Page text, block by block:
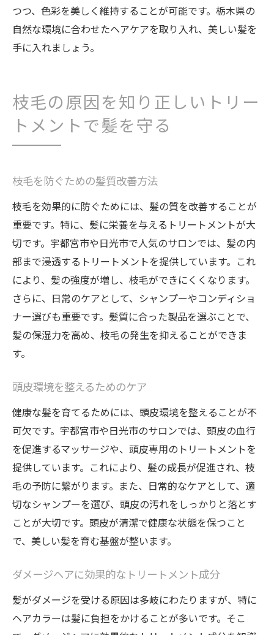
つつ、色彩を美しく維持することが可能です。栃木県の
自然な環境に合わせたヘアケアを取り入れ、美しい髪を
手に入れましょう。
枝毛の原因を知り正しいトリー
トメントで髪を守る
枝毛を防ぐための髪質改善方法
枝毛を効果的に防ぐためには、髪の質を改善することが
重要です。特に、髪に栄養を与えるトリートメントが大
切です。宇都宮市や日光市で人気のサロンでは、髪の内
部まで浸透するトリートメントを提供しています。これ
により、髪の強度が増し、枝毛ができにくくなります。
さらに、日常のケアとして、シャンプーやコンディショ
ナー選びも重要です。髪質に合った製品を選ぶことで、
髪の保湿力を高め、枝毛の発生を抑えることができま
す。
頭皮環境を整えるためのケア
健康な髪を育てるためには、頭皮環境を整えることが不
可欠です。宇都宮市や日光市のサロンでは、頭皮の血行
を促進するマッサージや、頭皮専用のトリートメントを
提供しています。これにより、髪の成長が促進され、枝
毛の予防に繋がります。また、日常的なケアとして、適
切なシャンプーを選び、頭皮の汚れをしっかりと落とす
ことが大切です。頭皮が清潔で健康な状態を保つこと
で、美しい髪を育む基盤が整います。
ダメージヘアに効果的なトリートメント成分
髪がダメージを受ける原因は多岐にわたりますが、特に
ヘアカラーは髪に負担をかけることが多いです。そこ